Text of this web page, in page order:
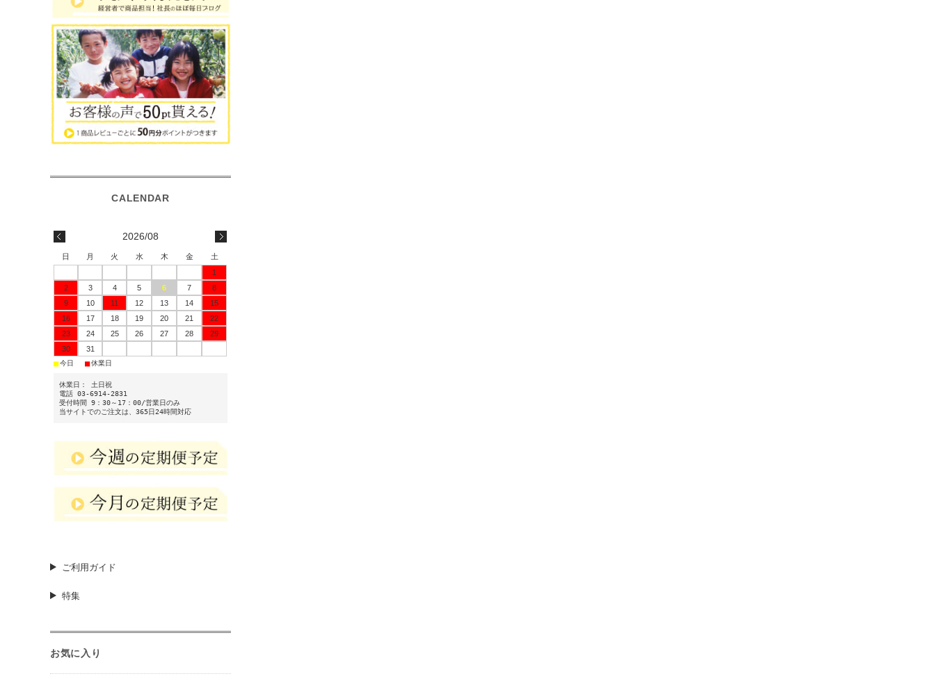
2026/08
日 月 火 水 木 金
土
1
2
3 4 5 6 7
8
9
10 11 12 13 14
15
16
17 18 19 20 21
22
23
24 25 26 27 28
29
30
31
■今日 ■休業日
休業日： 土日祝
電話 03-6914-2831
受付時間 9：30～17：00/営業日のみ
当サイトでのご注文は、365日24時間対応
ご利用ガイド
特集
お気に入り